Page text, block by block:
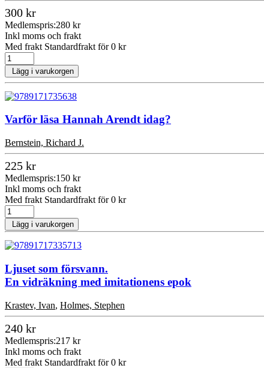
300 kr
Medlemspris:280 kr
Inkl moms och frakt
Med frakt Standardfrakt för 0 kr
Lägg i varukorgen
Varför läsa Hannah Arendt idag?
Bernstein, Richard J.
225 kr
Medlemspris:150 kr
Inkl moms och frakt
Med frakt Standardfrakt för 0 kr
Lägg i varukorgen
Ljuset som försvann.
En vidräkning med imitationens epok
Krastev, Ivan, Holmes, Stephen
240 kr
Medlemspris:217 kr
Inkl moms och frakt
Med frakt Standardfrakt för 0 kr